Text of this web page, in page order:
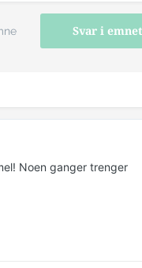
Svar i emnet
Noen ganger trenger